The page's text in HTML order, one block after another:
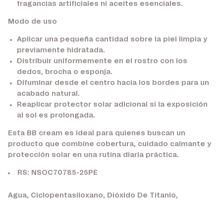
fragancias artificiales ni aceites esenciales.
Modo de uso
Aplicar una pequeña cantidad sobre la piel limpia y
previamente hidratada.
Distribuir uniformemente en el rostro con los
dedos, brocha o esponja.
Difuminar desde el centro hacia los bordes para un
acabado natural.
Reaplicar protector solar adicional si la exposición
al sol es prolongada.
Esta BB cream es ideal para quienes buscan un
producto que combine cobertura, cuidado calmante y
protección solar en una rutina diaria práctica.
RS: NSOC70785-25PE
Agua, Ciclopentasiloxano, Dióxido De Titanio,